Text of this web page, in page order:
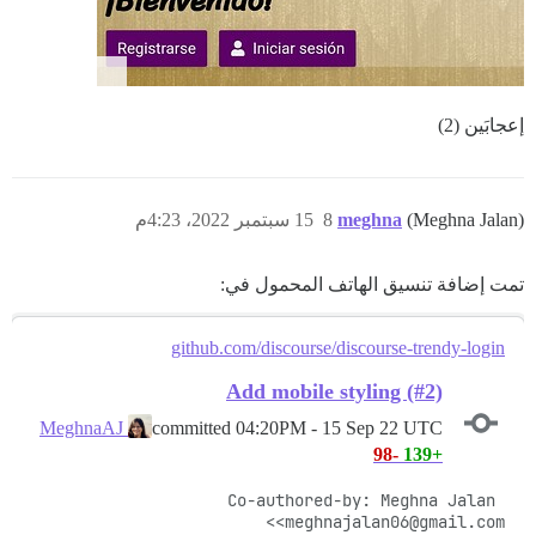
إعجابَين (2)
meghna (Meghna Jalan) 15 سبتمبر 2022، 4:23م 8
تمت إضافة تنسيق الهاتف المحمول في:
github.com/discourse/discourse-trendy-login
Add mobile styling (#2)
committed 04:20PM - 15 Sep 22 UTC
+139
-98
Co-authored-by: Meghna Jalan
<meghnajalan06@gmail.com>